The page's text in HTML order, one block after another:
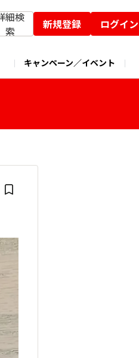
細検
索
新規登録 ログイン
キャンペーン／イベント